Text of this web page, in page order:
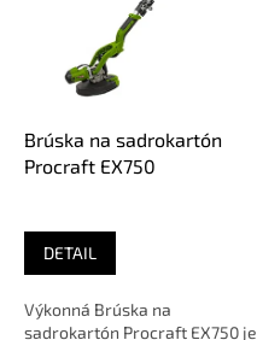
Brúska na sadrokartón
Procraft EX750
DETAIL
Výkonná Brúska na
sadrokartón Procraft EX750 je